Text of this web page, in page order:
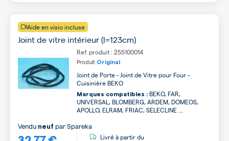
Aide en visio incluse
Joint de vitre intérieur (l=123cm)
Ref. produit : 255100014
Produit Original
Joint de Porte - Joint de Vitre pour Four -
Cuisinière BEKO
Marques compatibles : BEKO, FAR,
UNIVERSAL, BLOMBERG, ARDEM, DOMEOS,
APOLLO, ELRAM, FRIAC, SELECLINE ...
Vendu neuf parSpareka
Livré à partir du